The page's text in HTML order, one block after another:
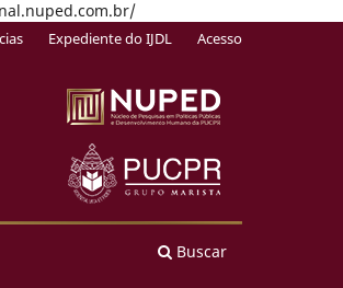
Buscar
Expediente do IJDL Acesso